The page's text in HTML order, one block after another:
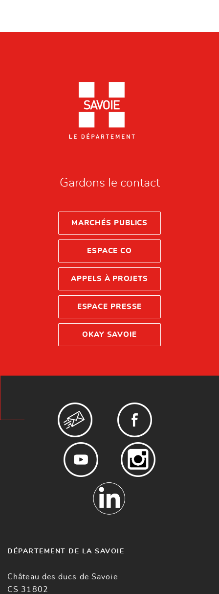
Gardons le contact
MARCHÉS PUBLICS
ESPACE CO
APPELS À PROJETS
ESPACE PRESSE
OKAY SAVOIE
DÉPARTEMENT DE LA SAVOIE
Château des ducs de Savoie
CS 31802